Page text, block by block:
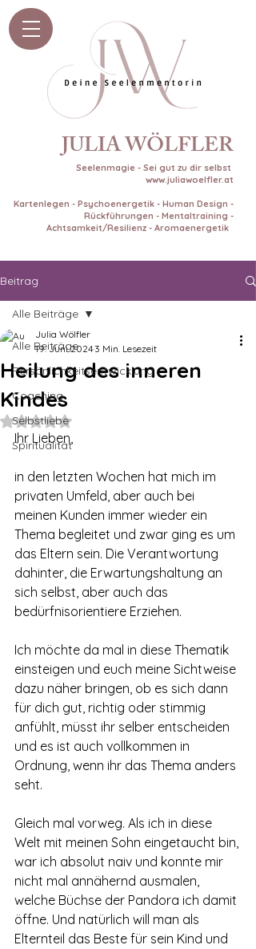
JULIA WÖLFLER
Seelenmagie - Sei gut zu dir selbst
www.juliawoelfler.at
Kartenlegen - Psychoenergetik - Human Design -
Rückführungen - Mentaltraining -
Achtsamkeit/Resilienz - Aromaenergetik
Beitrag
Alle Beiträge
Persönlichkeitsentwicklung
Coaching
Selbstliebe
Spiritualität
Alle Beiträge
Heilung des inneren
Kindes
Julia Wölfler
19. Juni 2024 3 Min. Lesezeit
Mit NaN von 5 Sternen bewertet.
Ihr Lieben,
in den letzten Wochen hat mich im
privaten Umfeld, aber auch bei
meinen Kunden immer wieder ein
Thema begleitet und zwar ging es um
das Eltern sein. Die Verantwortung
dahinter, die Erwartungshaltung an
sich selbst, aber auch das
bedürfnisorientiere Erziehen.
Ich möchte da mal in diese Thematik
einsteigen und euch meine Sichtweise
dazu näher bringen, ob es sich dann
für dich gut, richtig oder stimmig
anfühlt, müsst ihr selber entscheiden
und es ist auch vollkommen in
Ordnung, wenn ihr das Thema anders
seht.
Gleich mal vorweg. Als ich in diese
Welt mit meinen Sohn eingetaucht bin,
war ich absolut naiv und konnte mir
nicht mal annähernd ausmalen,
welche Büchse der Pandora ich damit
öffne. Und natürlich will man als
Elternteil das Beste für sein Kind und